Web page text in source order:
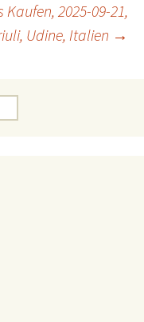
2025-09-21,
Udine, Italien →